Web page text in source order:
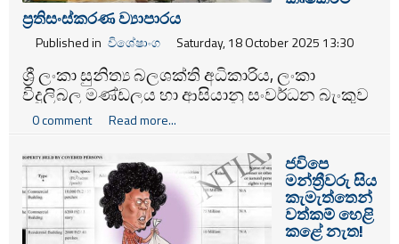
ප්‍රතිසංස්කරණ ව්‍යාපාරය
Published in විශේෂාංග Saturday, 18 October 2025 13:30
ශ්‍රී ලංකා සුනිත්‍ය බලශක්ති අධිකාරිය, ලංකා
විදුලිබල මණ්ඩලය හා ආසියානු සංවර්ධන බැංකුව
එක් ව සකස් කළ සුළං විදුලි බලාගාර ව්‍යාපෘති
සැලැසුම් හේතුවෙන් අද වන විට මන්නාරම දූපතේ
ජනතාව හා එහි ජෛව ප්‍රජාව දැවැන්ත අනතුරකට
මුහුණ දී ඇති බව ඉඩම් හා කෘෂිකර්ම ප්‍රතිසංස්කරණ
ව්‍යාපාරය පවසයි.
0 comment Read more...
ජවිපෙ
මන්ත්‍රීවරු සිය
කැමැත්තෙන්
වත්කම් හෙළි
කළේ නැත!